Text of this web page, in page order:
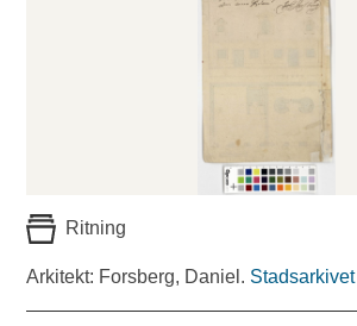
Ritning
Arkitekt: Forsberg, Daniel. Stadsarkivet